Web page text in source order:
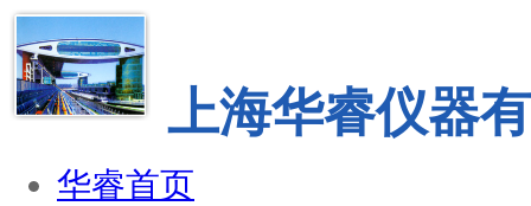
上海华睿仪器
华睿首页